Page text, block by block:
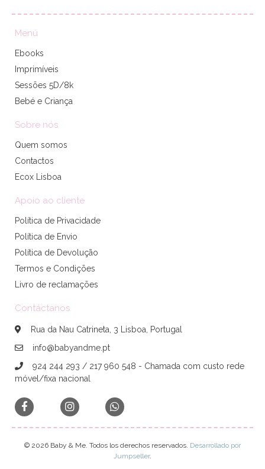
Menú
Ebooks
Imprimíveis
Sessões 5D/8k
Bebé e Criança
Sobre nós
Quem somos
Contactos
Ecox Lisboa
Apoio ao cliente
Política de Privacidade
Política de Envio
Política de Devolução
Termos e Condições
Livro de reclamações
Contáctanos
Rua da Nau Catrineta, 3 Lisboa, Portugal
info@babyandme.pt
924 244 293 / 217 960 548 - Chamada com custo rede
móvel/fixa nacional
© 2026 Baby & Me. Todos los derechos reservados. Desarrollado por
Jumpseller.